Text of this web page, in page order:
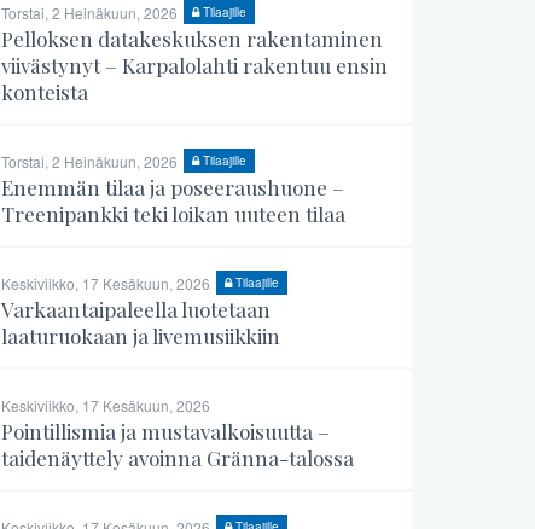
Torstai, 2 Heinäkuun, 2026 Tilaajille
Pelloksen datakeskuksen rakentaminen
viivästynyt – Karpalolahti rakentuu ensin
konteista
Torstai, 2 Heinäkuun, 2026 Tilaajille
Enemmän tilaa ja poseeraushuone –
Treenipankki teki loikan uuteen tilaa
Keskiviikko, 17 Kesäkuun, 2026 Tilaajille
Varkaantaipaleella luotetaan
laaturuokaan ja livemusiikkiin
Keskiviikko, 17 Kesäkuun, 2026
Pointillismia ja mustavalkoisuutta –
taidenäyttely avoinna Gränna-talossa